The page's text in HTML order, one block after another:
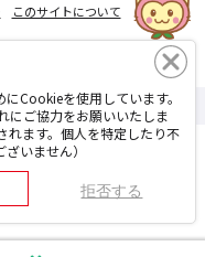
このサイトについて
Cookieを使用しています。
にご協力をお願いいたしま
れます。個人を特定したり不
いません）
拒否する